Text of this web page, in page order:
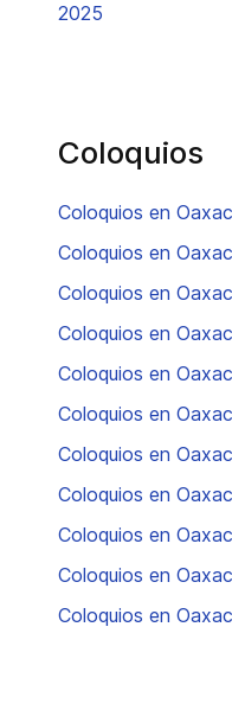
2025
Coloquios
Coloquios en
Coloquios en
Coloquios en
Coloquios en
Coloquios en
Coloquios en
Coloquios en
Coloquios en
Coloquios en
Coloquios en
Coloquios en